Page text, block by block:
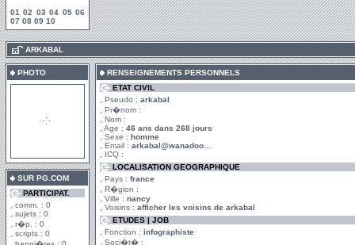
01 02 03 04 05 06
07 08 09 10
ARKABAL
PHOTO
SUR PG.COM
PARTICIPAT.
comm. : 0
sujets : 0
r�p. : 0
scripts : 0
RENSEIGNEMENTS PERSONNELS
ETAT CIVIL
Pseudo : arkabal
Pr�nom :
Nom :
Age : 46 ans dans 268 jours
Sexe : homme
Email : arkabal@wanadoo...
ICQ :
LOCALISATION GEOGRAPHIQUE
Pays : france
R�gion :
Ville : nancy
Voisins : afficher les voisins de arkabal
ETUDES | JOB
Fonction : infographiste
Soci�t� :